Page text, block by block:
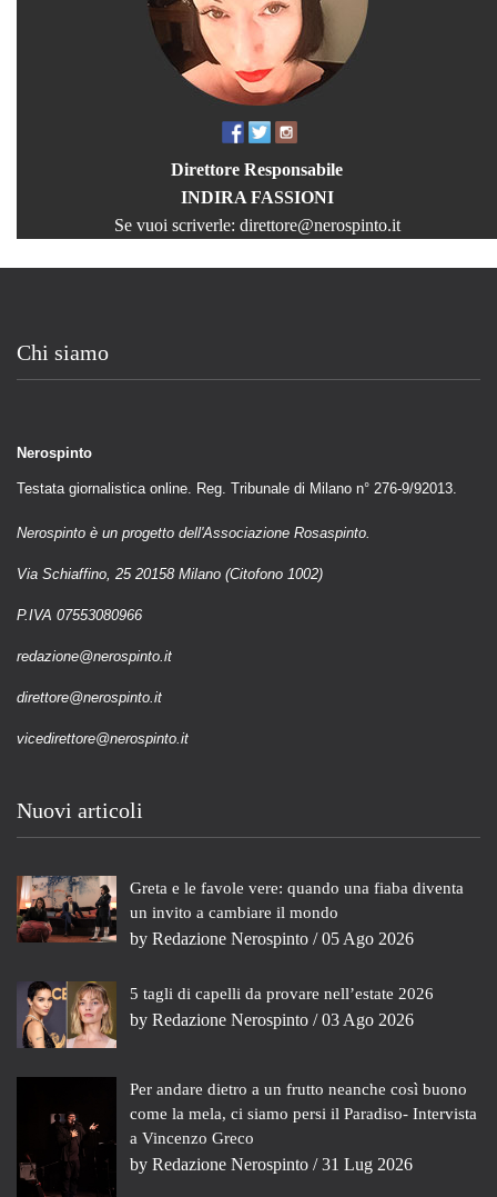
Direttore Responsabile
INDIRA FASSIONI
Se vuoi scriverle: direttore@nerospinto.it
Chi siamo
Nerospinto
Testata giornalistica online. Reg. Tribunale di Milano n° 276-9/92013.
Nerospinto è un progetto dell'Associazione Rosaspinto.
Via Schiaffino, 25 20158 Milano (Citofono 1002)
P.IVA 07553080966
redazione@nerospinto.it
direttore@nerospinto.it
vicedirettore@nerospinto.it
Nuovi articoli
Greta e le favole vere: quando una fiaba diventa
un invito a cambiare il mondo
by Redazione Nerospinto / 05 Ago 2026
5 tagli di capelli da provare nell’estate 2026
by Redazione Nerospinto / 03 Ago 2026
Per andare dietro a un frutto neanche così buono
come la mela, ci siamo persi il Paradiso- Intervista
a Vincenzo Greco
by Redazione Nerospinto / 31 Lug 2026